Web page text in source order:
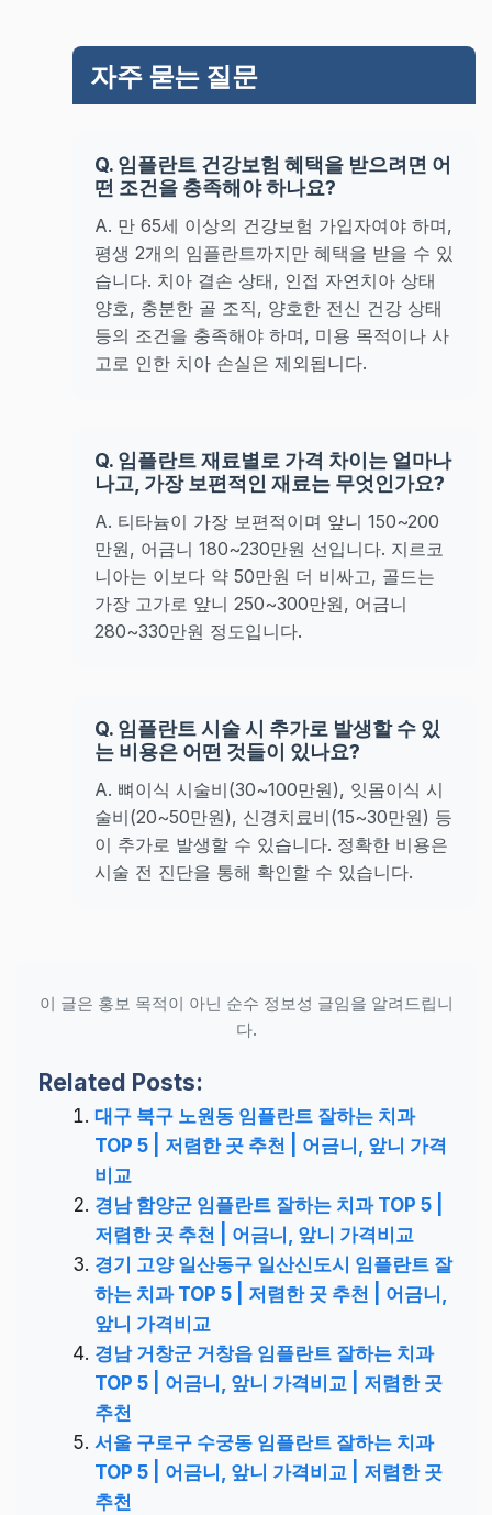
자주 묻는 질문
Q. 임플란트 건강보험 혜택을 받으려면 어
떤 조건을 충족해야 하나요?
A. 만 65세 이상의 건강보험 가입자여야 하며,
평생 2개의 임플란트까지만 혜택을 받을 수 있
습니다. 치아 결손 상태, 인접 자연치아 상태
양호, 충분한 골 조직, 양호한 전신 건강 상태
등의 조건을 충족해야 하며, 미용 목적이나 사
고로 인한 치아 손실은 제외됩니다.
Q. 임플란트 재료별로 가격 차이는 얼마나
나고, 가장 보편적인 재료는 무엇인가요?
A. 티타늄이 가장 보편적이며 앞니 150~200
만원, 어금니 180~230만원 선입니다. 지르코
니아는 이보다 약 50만원 더 비싸고, 골드는
가장 고가로 앞니 250~300만원, 어금니
280~330만원 정도입니다.
Q. 임플란트 시술 시 추가로 발생할 수 있
는 비용은 어떤 것들이 있나요?
A. 뼈이식 시술비(30~100만원), 잇몸이식 시
술비(20~50만원), 신경치료비(15~30만원) 등
이 추가로 발생할 수 있습니다. 정확한 비용은
시술 전 진단을 통해 확인할 수 있습니다.
이 글은 홍보 목적이 아닌 순수 정보성 글임을 알려드립니
다.
Related Posts:
대구 북구 노원동 임플란트 잘하는 치과
TOP 5 | 저렴한 곳 추천 | 어금니, 앞니 가격
비교
경남 함양군 임플란트 잘하는 치과 TOP 5 |
저렴한 곳 추천 | 어금니, 앞니 가격비교
경기 고양 일산동구 일산신도시 임플란트 잘
하는 치과 TOP 5 | 저렴한 곳 추천 | 어금니,
앞니 가격비교
경남 거창군 거창읍 임플란트 잘하는 치과
TOP 5 | 어금니, 앞니 가격비교 | 저렴한 곳
추천
서울 구로구 수궁동 임플란트 잘하는 치과
TOP 5 | 어금니, 앞니 가격비교 | 저렴한 곳
추천